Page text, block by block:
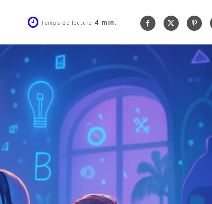
Temps de lecture 4 min.